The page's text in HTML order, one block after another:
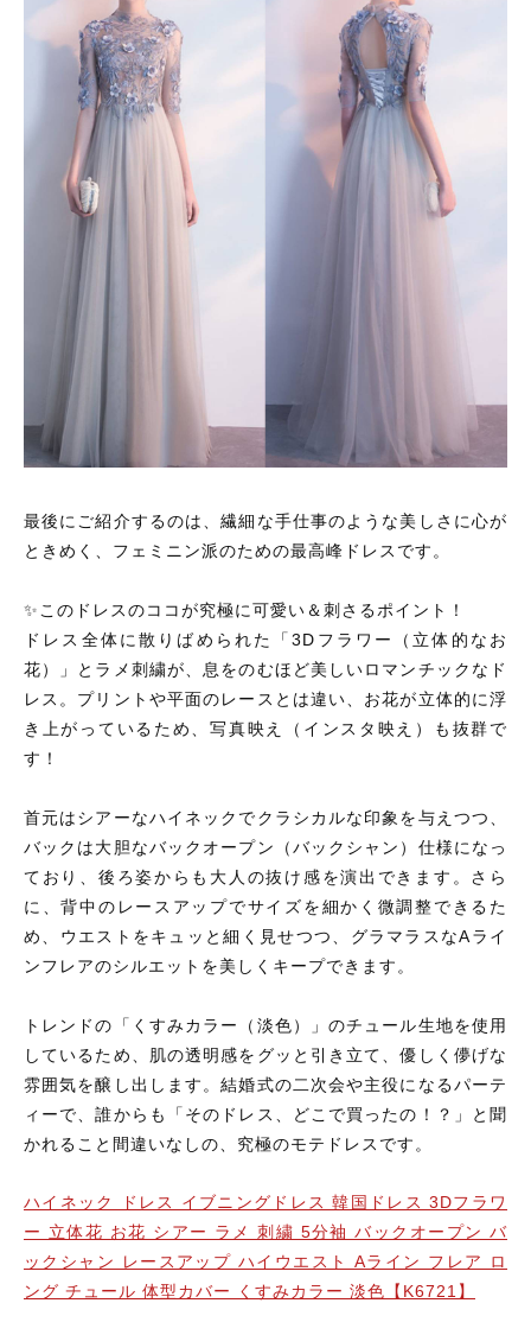
最後にご紹介するのは、繊細な手仕事のような美しさに心が
ときめく、フェミニン派のための最高峰ドレスです。
✨このドレスのココが究極に可愛い＆刺さるポイント！
ドレス全体に散りばめられた「3Dフラワー（立体的なお
花）」とラメ刺繍が、息をのむほど美しいロマンチックなド
レス。プリントや平面のレースとは違い、お花が立体的に浮
き上がっているため、写真映え（インスタ映え）も抜群で
す！
首元はシアーなハイネックでクラシカルな印象を与えつつ、
バックは大胆なバックオープン（バックシャン）仕様になっ
ており、後ろ姿からも大人の抜け感を演出できます。さら
に、背中のレースアップでサイズを細かく微調整できるた
め、ウエストをキュッと細く見せつつ、グラマラスなAライ
ンフレアのシルエットを美しくキープできます。
トレンドの「くすみカラー（淡色）」のチュール生地を使用
しているため、肌の透明感をグッと引き立て、優しく儚げな
雰囲気を醸し出します。結婚式の二次会や主役になるパーテ
ィーで、誰からも「そのドレス、どこで買ったの！？」と聞
かれること間違いなしの、究極のモテドレスです。
ハイネック ドレス イブニングドレス 韓国ドレス 3Dフラワ
ー 立体花 お花 シアー ラメ 刺繍 5分袖 バックオープン バ
ックシャン レースアップ ハイウエスト Aライン フレア ロ
ング チュール 体型カバー くすみカラー 淡色【K6721】